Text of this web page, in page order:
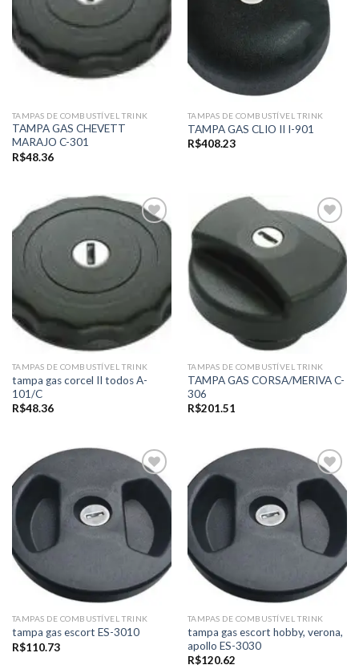
TAMPAS DE COMBUSTÍVEL TRINK
TAMPA GAS CHEVETT
MARAJO C-301
R$48.36
TAMPAS DE COMBUSTÍVEL TRINK
TAMPA GAS CLIO II I-901
R$408.23
Add to
wishlist
TAMPAS DE COMBUSTÍVEL TRINK
tampa gas corcel II todos A-
101/C
R$48.36
Add to
wishlist
TAMPAS DE COMBUSTÍVEL TRINK
TAMPA GAS CORSA/MERIVA C-
306
R$201.51
Add to
wishlist
TAMPAS DE COMBUSTÍVEL TRINK
tampa gas escort ES-3010
R$110.73
Add to
wishlist
TAMPAS DE COMBUSTÍVEL TRINK
tampa gas escort hobby, verona,
apollo ES-3030
R$120.62